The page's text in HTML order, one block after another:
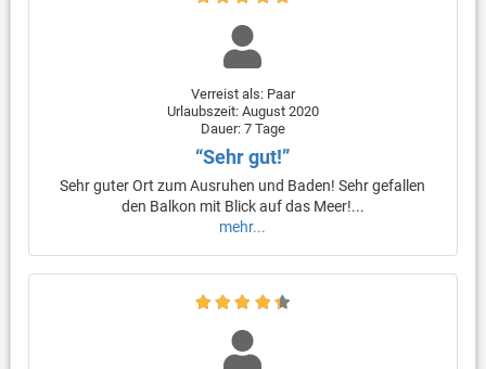
Verreist als: Paar
Urlaubszeit: August 2020
Dauer: 7 Tage
“Sehr gut!”
Sehr guter Ort zum Ausruhen und Baden! Sehr gefallen
den Balkon mit Blick auf das Meer!...
mehr...